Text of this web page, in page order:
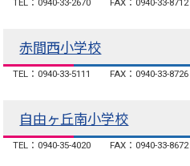
TEL：0940-33-2670 FAX：0940-33-8712
赤間西小学校
TEL：0940-33-5111 FAX：0940-33-8726
自由ヶ丘南小学校
TEL：0940-35-4020 FAX：0940-33-8672